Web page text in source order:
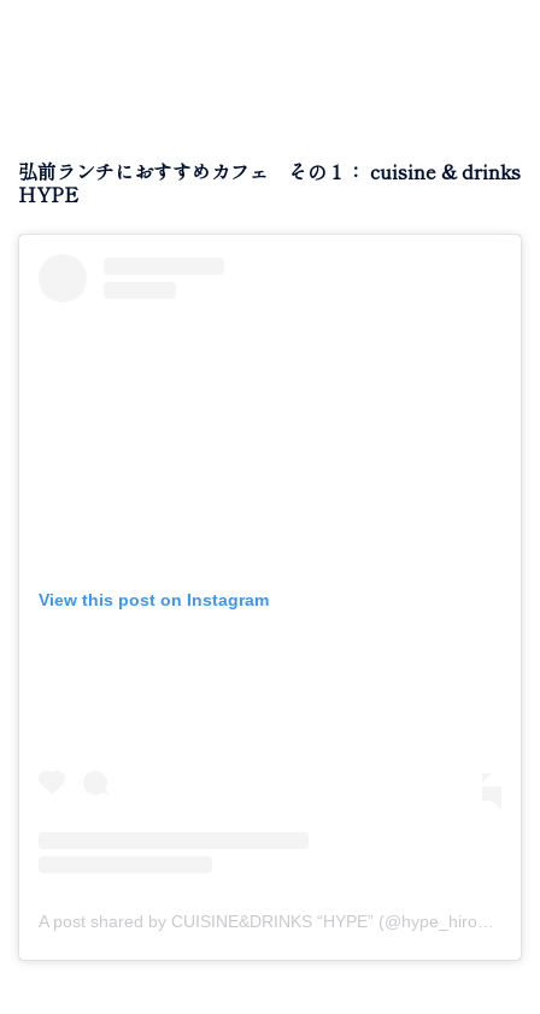
弘前ランチにおすすめカフェ その１： cuisine & drinks
HYPE
View this post on Instagram
A post shared by CUISINE&DRINKS “HYPE” (@hype_hirosaki)